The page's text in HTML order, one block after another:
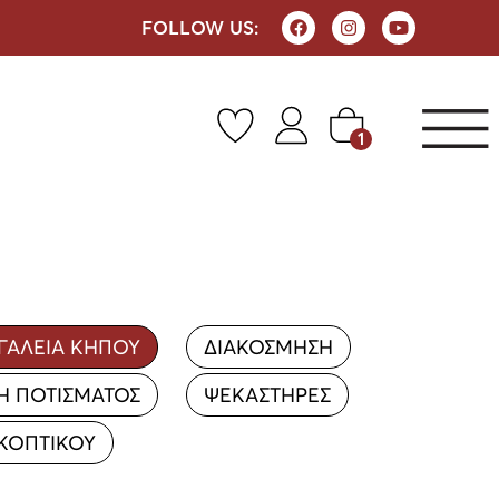
FOLLOW US:
1
ΚΗΠΟΥ
ΔΙΑΚΟΣΜΗΣΗ
ΠΟΤΙΣΜΑΤΟΣ
ΨΕΚΑΣΤΗΡΕΣ